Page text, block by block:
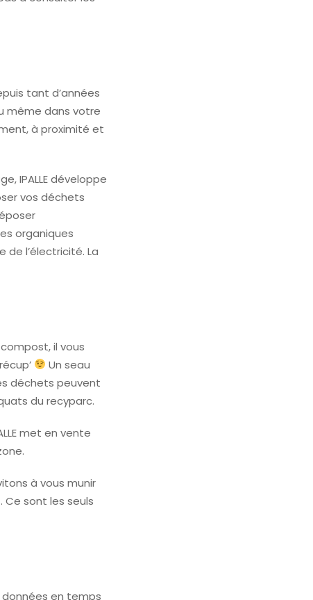
tant d’années
même dans votre
à proximité et
IPALLE développe
vos déchets
organiques
de l’électricité. La
il vous
Un seau
déchets peuvent
du recyparc.
met en vente
à vous munir
Ce sont les seuls
données en temps